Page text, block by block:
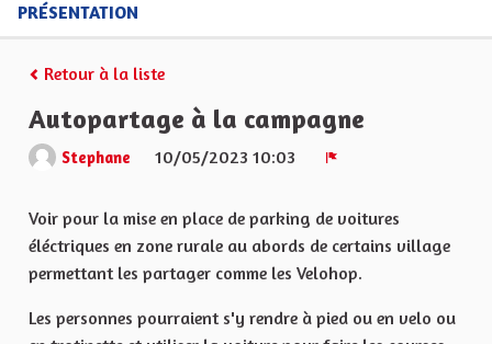
PRÉSENTATION
Retour à la liste
Autopartage à la campagne
Stephane
10/05/2023 10:03
Voir pour la mise en place de parking de voitures
éléctriques en zone rurale au abords de certains village
permettant les partager comme les Velohop.
Les personnes pourraient s'y rendre à pied ou en velo ou